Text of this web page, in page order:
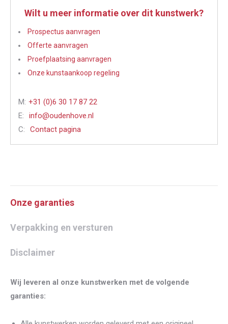
Wilt u meer informatie over dit kunstwerk?
Prospectus aanvragen
Offerte aanvragen
Proefplaatsing aanvragen
Onze kunstaankoop regeling
M: +31 (0)6 30 17 87 22
E:
info@oudenhove.nl
C:
Contact pagina
Onze garanties
Verpakking en versturen
Disclaimer
Wij leveren al onze kunstwerken met de volgende
garanties: